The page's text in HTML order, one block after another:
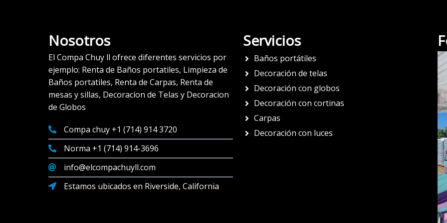
Nosotros
El Compa Chuy ll ofrece diferentes servicios por
ejemplo: Renta de Baños portatiles, Limpieza de
Baños portatiles, Renta de Carpas, Renta de
mesas y sillas, Decoracion de Telas y Decoracion
de Globos
Compa chuy +1 (714) 914 3720
Norma +1 (714) 914-3696
info@elcompachuyll.com
Estamos ubicados en Riverside, California
Servicios
Baños portátiles
Decoración de telas
Decoración con globos
Decoración con cortinas
Carpas
Decoración con luces